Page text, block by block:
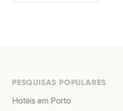
PESQUISAS POPULARES
Hotéis em Porto